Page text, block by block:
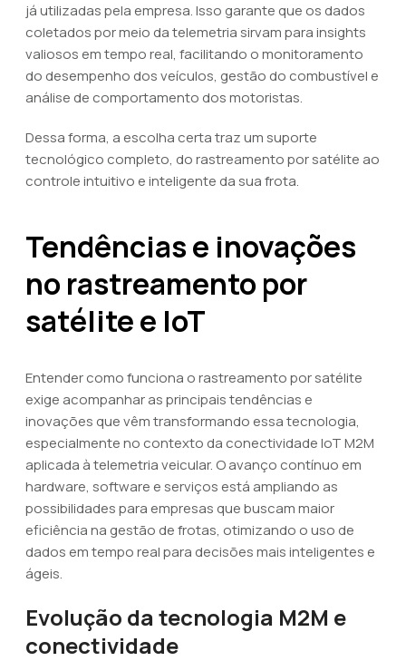
já utilizadas pela empresa. Isso garante que os dados
coletados por meio da telemetria sirvam para insights
valiosos em tempo real, facilitando o monitoramento
do desempenho dos veículos, gestão do combustível e
análise de comportamento dos motoristas.
Dessa forma, a escolha certa traz um suporte
tecnológico completo, do rastreamento por satélite ao
controle intuitivo e inteligente da sua frota.
Tendências e inovações
no rastreamento por
satélite e IoT
Entender como funciona o rastreamento por satélite
exige acompanhar as principais tendências e
inovações que vêm transformando essa tecnologia,
especialmente no contexto da conectividade IoT M2M
aplicada à telemetria veicular. O avanço contínuo em
hardware, software e serviços está ampliando as
possibilidades para empresas que buscam maior
eficiência na gestão de frotas, otimizando o uso de
dados em tempo real para decisões mais inteligentes e
ágeis.
Evolução da tecnologia M2M e
conectividade